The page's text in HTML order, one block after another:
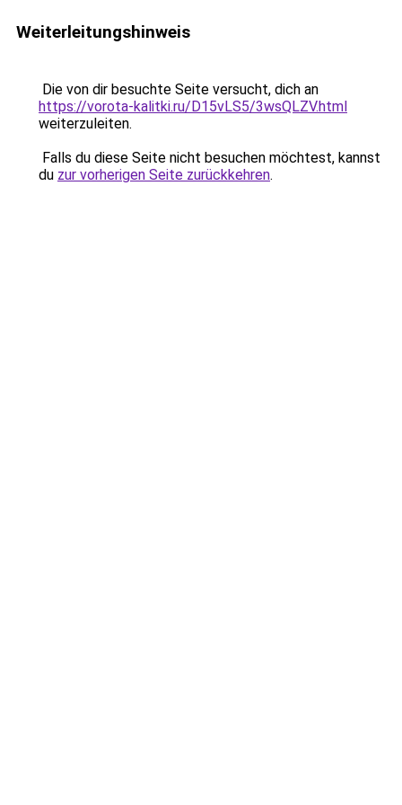
Weiterleitungshinweis
Die von dir besuchte Seite versucht, dich an
https://vorota-kalitki.ru/D15vLS5/3wsQLZV.html
weiterzuleiten.
Falls du diese Seite nicht besuchen möchtest, kannst
du zur vorherigen Seite zurückkehren.